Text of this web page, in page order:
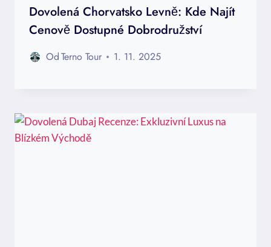
Dovolená Chorvatsko Levně: Kde Najít
Cenově Dostupné Dobrodružství
OdTerno Tour 1. 11. 2025